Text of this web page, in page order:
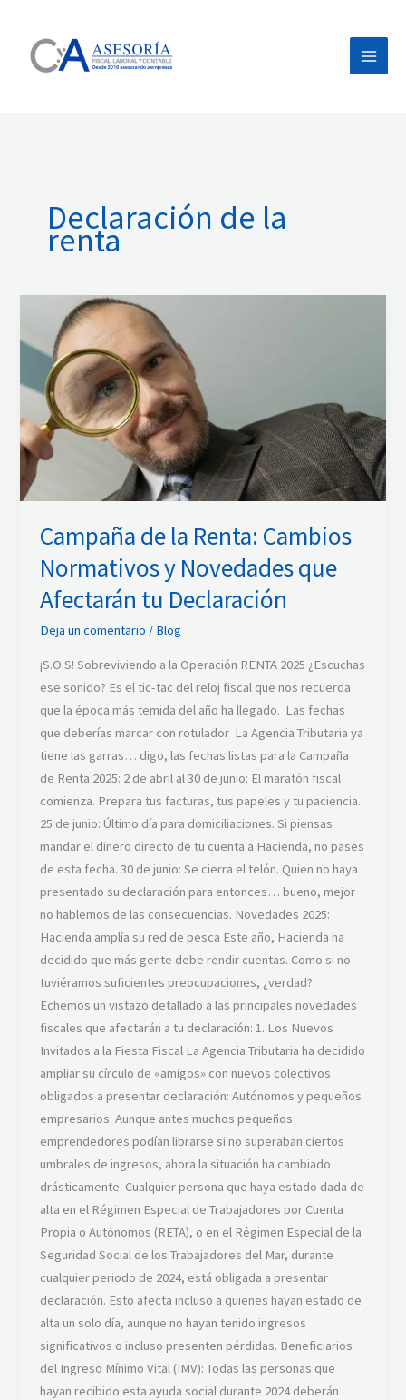
contenido
Declaración de la
renta
Campaña de la Renta: Cambios
Normativos y Novedades que
Afectarán tu Declaración
Deja un comentario / Blog
¡S.O.S! Sobreviviendo a la Operación RENTA 2025 ¿Escuchas
ese sonido? Es el tic-tac del reloj fiscal que nos recuerda
que la época más temida del año ha llegado. Las fechas
que deberías marcar con rotulador La Agencia Tributaria ya
tiene las garras… digo, las fechas listas para la Campaña
de Renta 2025: 2 de abril al 30 de junio: El maratón fiscal
comienza. Prepara tus facturas, tus papeles y tu paciencia.
25 de junio: Último día para domiciliaciones. Si piensas
mandar el dinero directo de tu cuenta a Hacienda, no pases
de esta fecha. 30 de junio: Se cierra el telón. Quien no haya
presentado su declaración para entonces… bueno, mejor
no hablemos de las consecuencias. Novedades 2025:
Hacienda amplía su red de pesca Este año, Hacienda ha
decidido que más gente debe rendir cuentas. Como si no
tuviéramos suficientes preocupaciones, ¿verdad?
Echemos un vistazo detallado a las principales novedades
fiscales que afectarán a tu declaración: 1. Los Nuevos
Invitados a la Fiesta Fiscal La Agencia Tributaria ha decidido
ampliar su círculo de «amigos» con nuevos colectivos
obligados a presentar declaración: Autónomos y pequeños
empresarios: Aunque antes muchos pequeños
emprendedores podían librarse si no superaban ciertos
umbrales de ingresos, ahora la situación ha cambiado
drásticamente. Cualquier persona que haya estado dada de
alta en el Régimen Especial de Trabajadores por Cuenta
Propia o Autónomos (RETA), o en el Régimen Especial de la
Seguridad Social de los Trabajadores del Mar, durante
cualquier periodo de 2024, está obligada a presentar
declaración. Esto afecta incluso a quienes hayan estado de
alta un solo día, aunque no hayan tenido ingresos
significativos o incluso presenten pérdidas. Beneficiarios
del Ingreso Mínimo Vital (IMV): Todas las personas que
hayan recibido esta ayuda social durante 2024 deberán
Campaña
la
Renta:
Cambios
Normativos
y
Novedades
tu
Declaración